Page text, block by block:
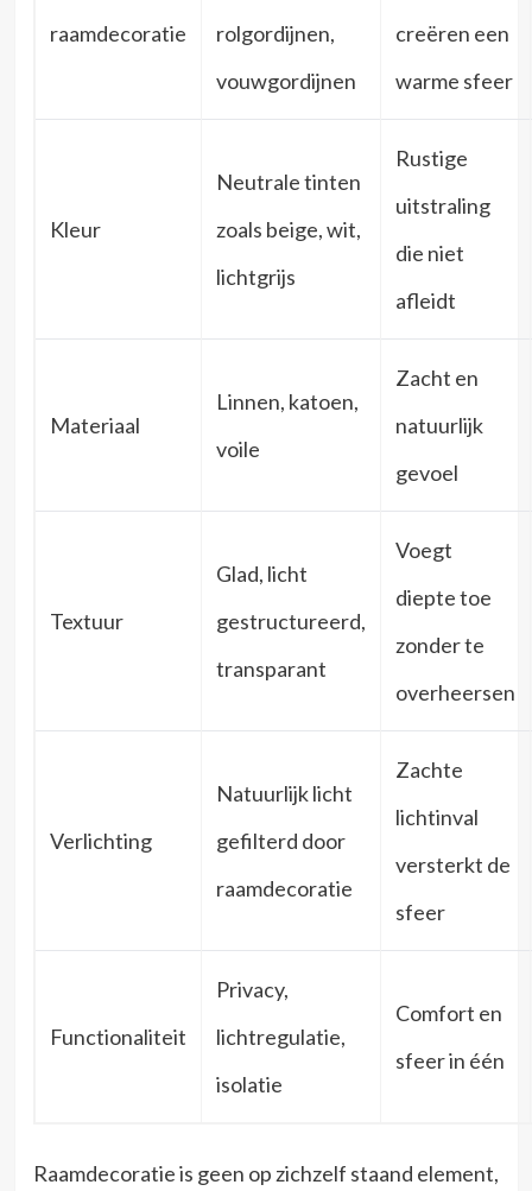
raamdecoratie
rolgordijnen,
vouwgordijnen
creëren een
warme sfeer
Kleur
Neutrale tinten
zoals beige, wit,
lichtgrijs
Rustige
uitstraling
die niet
afleidt
Materiaal
Linnen, katoen,
voile
Zacht en
natuurlijk
gevoel
Textuur
Glad, licht
gestructureerd,
transparant
Voegt
diepte toe
zonder te
overheersen
Verlichting
Natuurlijk licht
gefilterd door
raamdecoratie
Zachte
lichtinval
versterkt de
sfeer
Functionaliteit
Privacy,
lichtregulatie,
isolatie
Comfort en
sfeer in één
Raamdecoratie is geen op zichzelf staand element,